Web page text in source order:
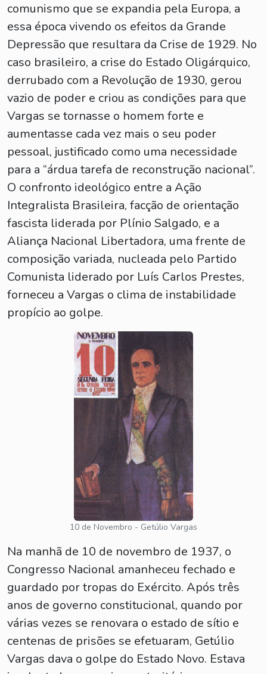
comunismo que se expandia pela Europa, a
essa época vivendo os efeitos da Grande
Depressão que resultara da Crise de 1929. No
caso brasileiro, a crise do Estado Oligárquico,
derrubado com a Revolução de 1930, gerou
vazio de poder e criou as condições para que
Vargas se tornasse o homem forte e
aumentasse cada vez mais o seu poder
pessoal, justificado como uma necessidade
para a “árdua tarefa de reconstrução nacional”.
O confronto ideológico entre a Ação
Integralista Brasileira, facção de orientação
fascista liderada por Plínio Salgado, e a
Aliança Nacional Libertadora, uma frente de
composição variada, nucleada pelo Partido
Comunista liderado por Luís Carlos Prestes,
forneceu a Vargas o clima de instabilidade
propício ao golpe.
10 de Novembro - Getúlio Vargas
Na manhã de 10 de novembro de 1937, o
Congresso Nacional amanheceu fechado e
guardado por tropas do Exército. Após três
anos de governo constitucional, quando por
várias vezes se renovara o estado de sítio e
centenas de prisões se efetuaram, Getúlio
Vargas dava o golpe do Estado Novo. Estava